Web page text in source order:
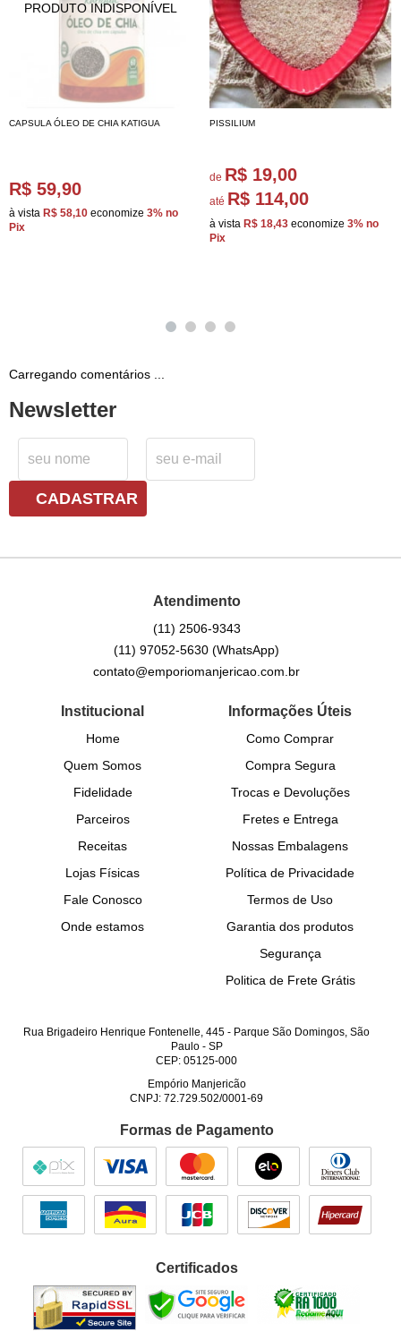
CAPSULA ÓLEO DE CHIA KATIGUA
R$ 59,90
à vista R$ 58,10 economize 3% no
Pix
PISSILIUM
de R$ 19,00
até R$ 114,00
à vista R$ 18,43 economize 3% no
Pix
Carregando comentários ...
Newsletter
CADASTRAR
Atendimento
(11) 2506-9343
(11) 97052-5630(WhatsApp)
contato@emporiomanjericao.com.br
Institucional
Home
Quem Somos
Fidelidade
Parceiros
Receitas
Lojas Físicas
Fale Conosco
Onde estamos
Informações Úteis
Como Comprar
Compra Segura
Trocas e Devoluções
Fretes e Entrega
Nossas Embalagens
Política de Privacidade
Termos de Uso
Garantia dos produtos
Segurança
Politica de Frete Grátis
Rua Brigadeiro Henrique Fontenelle, 445 - Parque São Domingos, São
Paulo- SP
CEP: 05125-000
Empório Manjericão
CNPJ: 72.729.502/0001-69
Formas de Pagamento
Certificados